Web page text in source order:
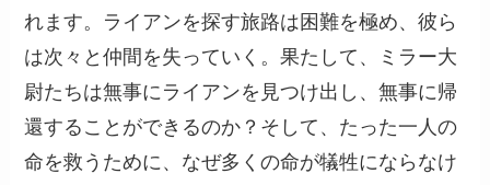
れます。ライアンを探す旅路は困難を極め、彼ら
は次々と仲間を失っていく。果たして、ミラー大
尉たちは無事にライアンを見つけ出し、無事に帰
還することができるのか？そして、たった一人の
命を救うために、なぜ多くの命が犠牲にならなけ